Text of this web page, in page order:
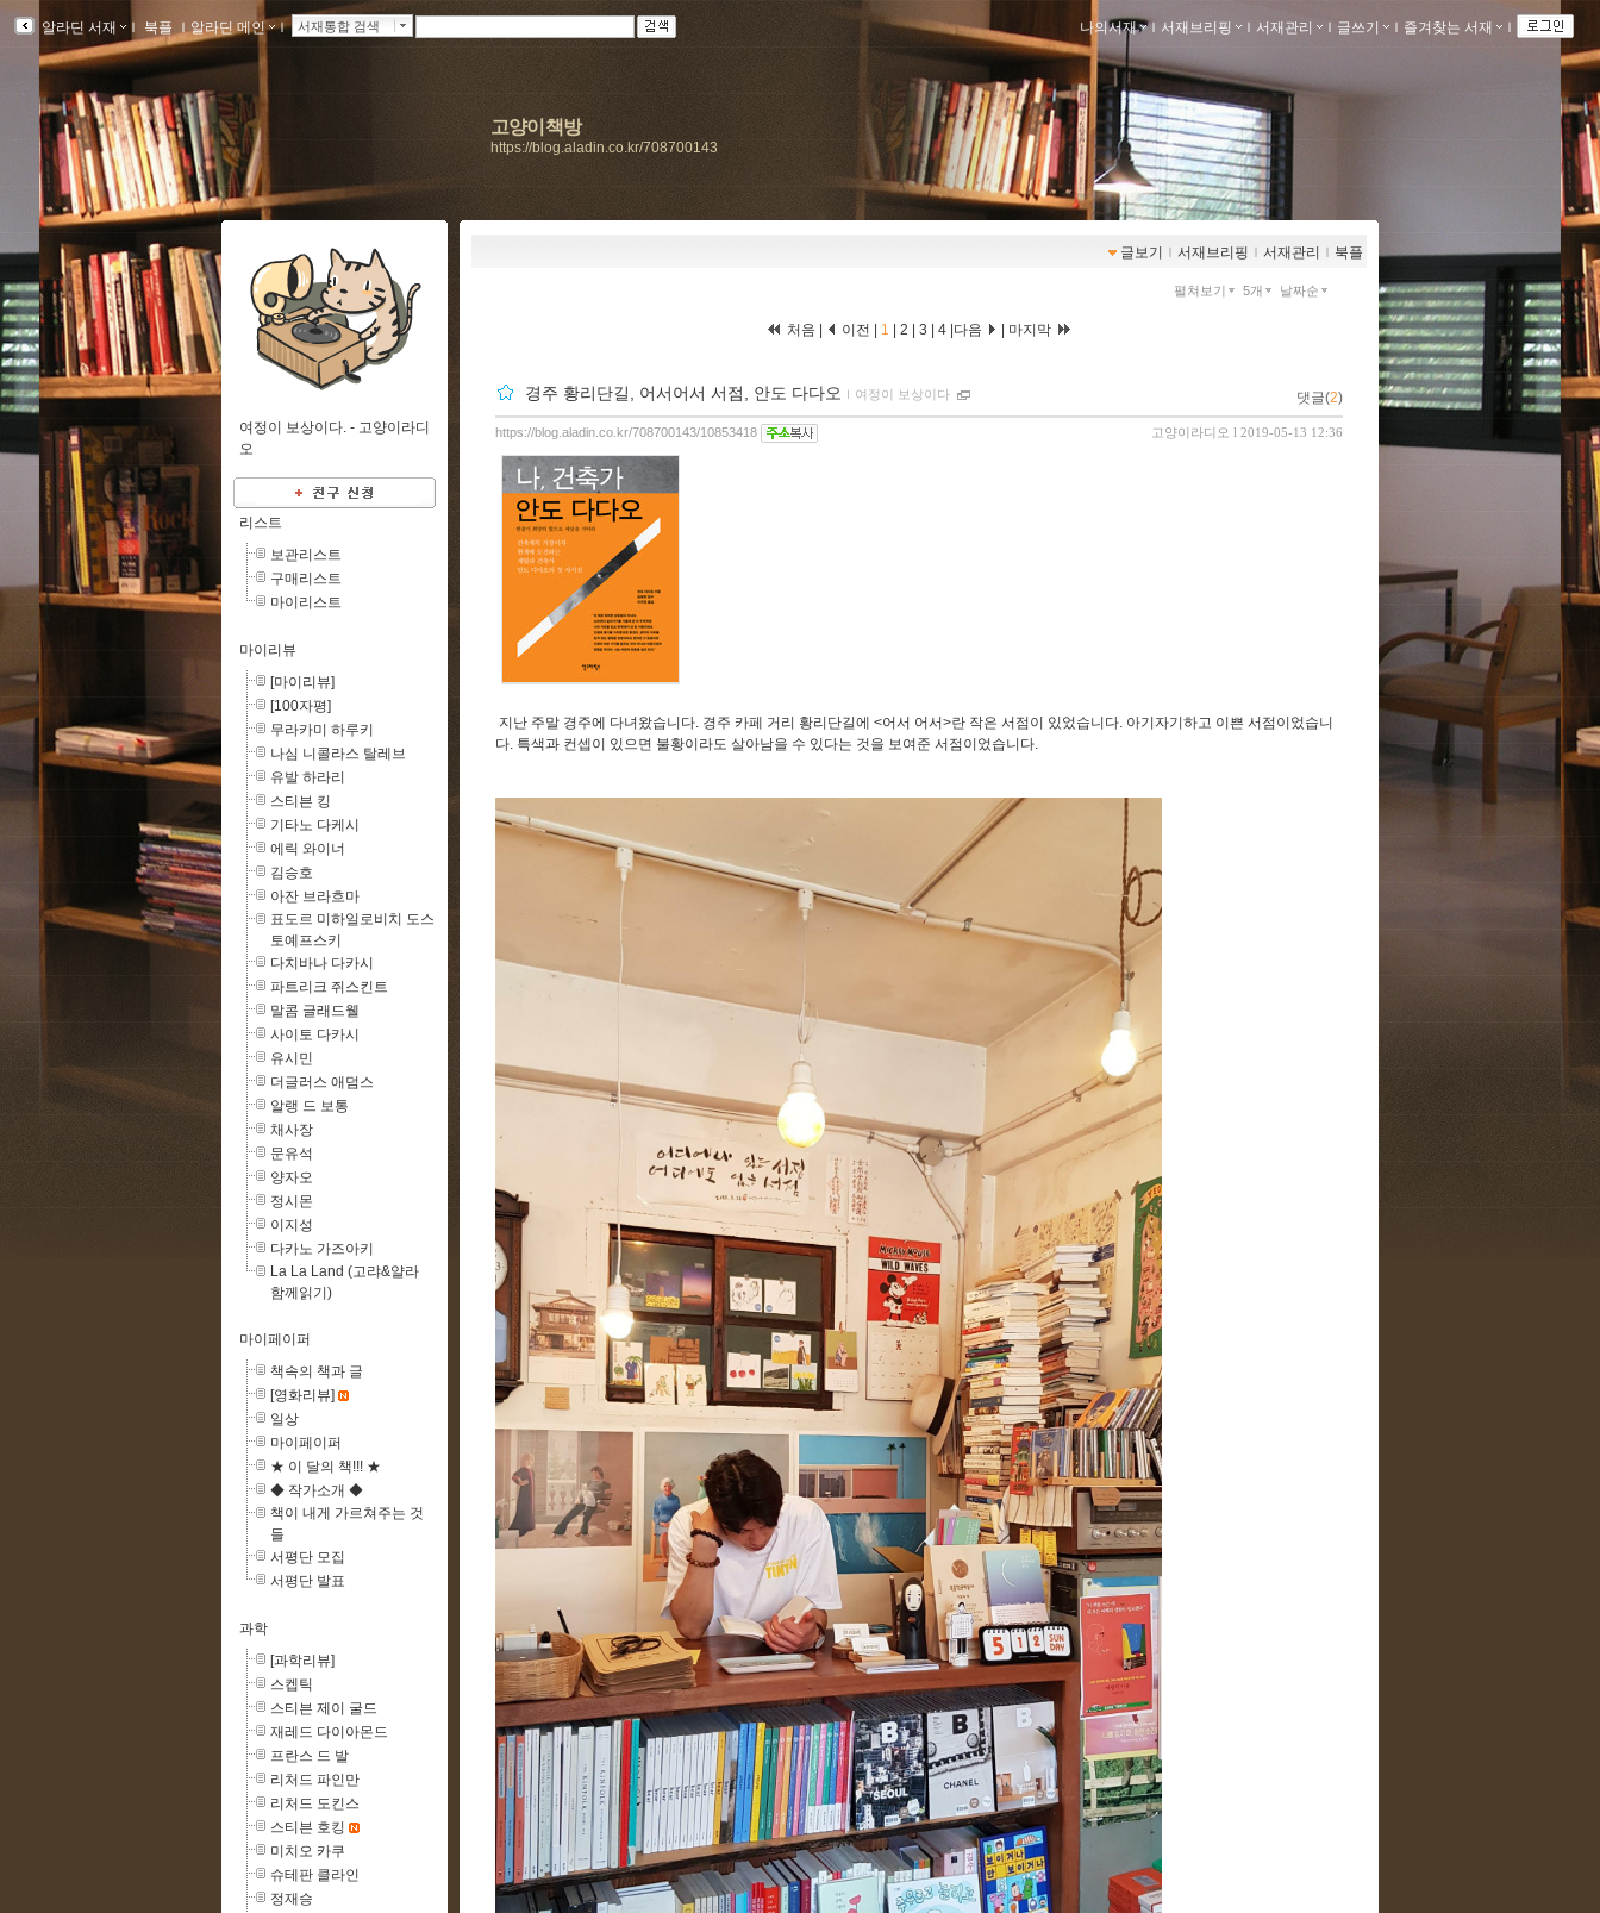
알라딘 서재 ｌ 북플 ｌ알라딘 메인 ｌ 서재통합 검색 나의서재 ｌ 서재브리핑 ｌ 서재관리 ｌ 글쓰기 ｌ 즐겨찾는 서재 ｌ
고양이책방
https://blog.aladin.co.kr/708700143
글보기 ｌ 서재브리핑 ｌ 서재관리 ｌ 북플
펼쳐보기 5개 날짜순
처음 | 이전 | 1 2 3 4 다음 마지막
경주 황리단길, 어서어서 서점, 안도 다다오 ｌ 여정이 보상이다 댓글(2)
고양이라디오 l 2019-05-13 12:36
https://blog.aladin.co.kr/708700143/10853418
지난 주말 경주에 다녀왔습니다. 경주 카페 거리 황리단길에 <어서 어서>란 작은 서점이 있었습니다. 아기자기하고 이쁜 서점이었습니
다. 특색과 컨셉이 있으면 불황이라도 살아남을 수 있다는 것을 보여준 서점이었습니다.
여정이 보상이다. - 고양이라디
오
리스트
보관리스트
구매리스트
마이리스트
마이리뷰
[마이리뷰]
[100자평]
무라카미 하루키
나심 니콜라스 탈레브
유발 하라리
스티븐 킹
기타노 다케시
에릭 와이너
김승호
아잔 브라흐마
표도르 미하일로비치 도스
토예프스키
다치바나 다카시
파트리크 쥐스킨트
말콤 글래드웰
사이토 다카시
유시민
더글러스 애덤스
알랭 드 보통
채사장
문유석
양자오
정시몬
이지성
다카노 가즈아키
La La Land (고랴&얄라
함께읽기)
마이페이퍼
책속의 책과 글
[영화리뷰]
일상
마이페이퍼
★ 이 달의 책!!! ★
◆ 작가소개 ◆
책이 내게 가르쳐주는 것
들
서평단 모집
서평단 발표
과학
[과학리뷰]
스켑틱
스티븐 제이 굴드
재레드 다이아몬드
프란스 드 발
리처드 파인만
리처드 도킨스
스티븐 호킹
미치오 카쿠
슈테판 클라인
정재승